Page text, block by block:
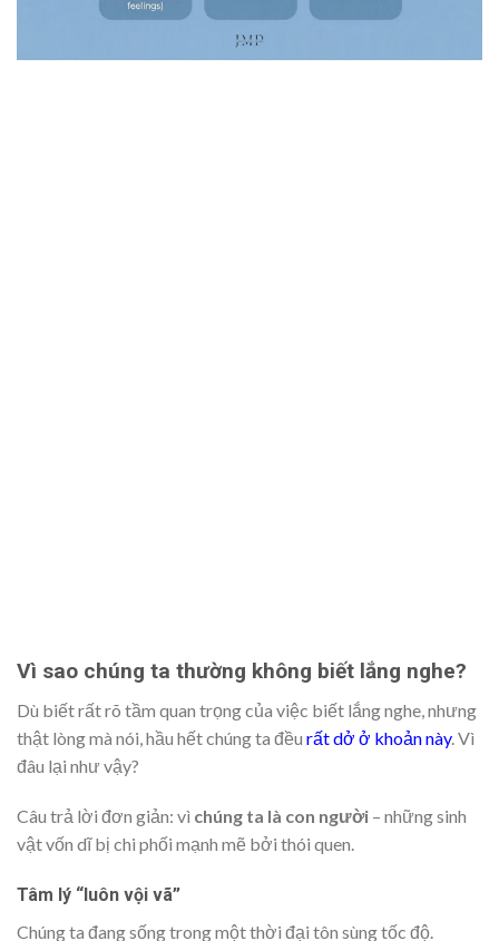
Vì sao chúng ta thường không biết lắng nghe?
Dù biết rất rõ tầm quan trọng của việc biết lắng nghe, nhưng
thật lòng mà nói, hầu hết chúng ta đều rất dở ở khoản này. Vì
đâu lại như vậy?
Câu trả lời đơn giản: vì chúng ta là con người – những sinh
vật vốn dĩ bị chi phối mạnh mẽ bởi thói quen.
Tâm lý “luôn vội vã”
Chúng ta đang sống trong một thời đại tôn sùng tốc độ.